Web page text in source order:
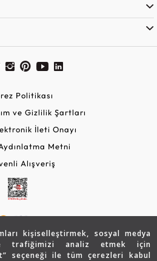
kişiselleştirmek, sosyal medya
trafiğimizi analiz etmek için
seçeneği ile tüm çerezleri kabul
Politikası
ve Gizlilik Şartları
İleti Onayı
Metni
Alışveriş